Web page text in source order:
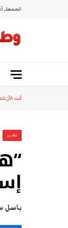
الجمعة,
أنت الآن
تقارير
باسل